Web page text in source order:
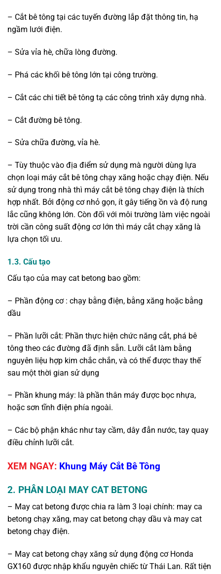
– Cắt bê tông tại các tuyến đường lắp đặt thông tin, hạ
ngầm lưới điện.
– Sửa vỉa hè, chữa lòng đường.
– Phá các khối bê tông lớn tại công trường.
– Cắt các chi tiết bê tông tạ các công trình xây dựng nhà.
– Cắt đường bê tông.
– Sửa chữa đường, vỉa hè.
– Tùy thuộc vào địa điểm sử dụng mà người dùng lựa
chọn loại máy cắt bê tông chạy xăng hoặc chạy điện. Nếu
sử dụng trong nhà thì máy cắt bê tông chạy điện là thích
hợp nhất. Bởi động cơ nhỏ gọn, ít gây tiếng ồn và độ rung
lắc cũng không lớn. Còn đối với môi trường làm việc ngoài
trời cần công suất động cơ lớn thì máy cắt chạy xăng là
lựa chọn tối ưu.
1.3. Cấu tạo
Cấu tạo của may cat betong bao gồm:
– Phần động cơ : chạy bằng điện, bằng xăng hoặc bằng
dầu
– Phần lưỡi cắt: Phần thực hiện chức năng cắt, phá bê
tông theo các đường đã định sẵn. Lưỡi cắt làm bằng
nguyên liệu hợp kim chắc chắn, và có thể được thay thế
sau một thời gian sử dụng
– Phần khung máy: là phần thân máy được bọc nhựa,
hoặc sơn tĩnh điện phía ngoài.
– Các bộ phận khác như tay cầm, dây đẫn nước, tay quay
điều chỉnh lưỡi cắt.
XEM NGAY: Khung Máy Cắt Bê Tông
2. PHÂN LOẠI MAY CAT BETONG
– May cat betong được chia ra làm 3 loại chính: may ca
betong chạy xăng, may cat betong chạy dầu và may cat
betong chạy điện.
– May cat betong chạy xăng sử dụng động cơ Honda
GX160 được nhập khẩu nguyên chiếc từ Thái Lan. Rất tiện